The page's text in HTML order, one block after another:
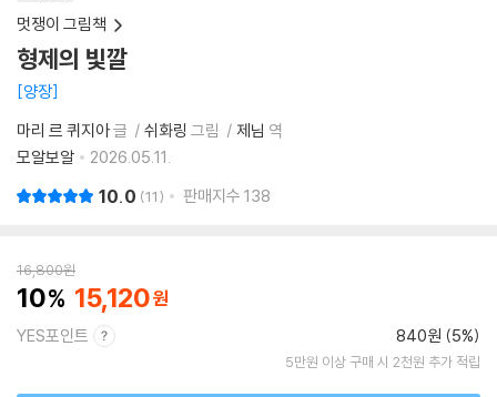
멋쟁이 그림책
형제의 빛깔
양장
마리 르 퀴지아글 쉬화링 그림 제님 역
모알보알
2026.05.11.
10.0 11 판매지수 138
16,800원
10 15,120
YES포인트 840원 (5%)
5만원 이상 구매 시 2천원 추가 적립